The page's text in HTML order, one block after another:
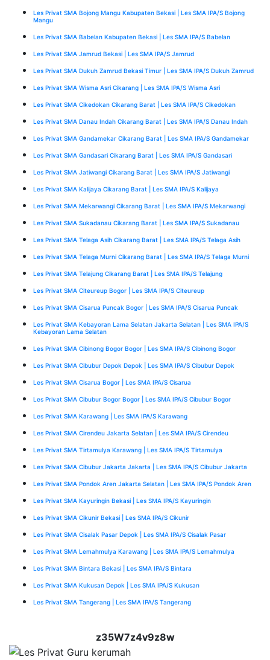
Les Privat SMA Bojong Mangu Kabupaten Bekasi | Les SMA IPA/S Bojong
Mangu
Les Privat SMA Babelan Kabupaten Bekasi | Les SMA IPA/S Babelan
Les Privat SMA Jamrud Bekasi | Les SMA IPA/S Jamrud
Les Privat SMA Dukuh Zamrud Bekasi Timur | Les SMA IPA/S Dukuh Zamrud
Les Privat SMA Wisma Asri Cikarang | Les SMA IPA/S Wisma Asri
Les Privat SMA Cikedokan Cikarang Barat | Les SMA IPA/S Cikedokan
Les Privat SMA Danau Indah Cikarang Barat | Les SMA IPA/S Danau Indah
Les Privat SMA Gandamekar Cikarang Barat | Les SMA IPA/S Gandamekar
Les Privat SMA Gandasari Cikarang Barat | Les SMA IPA/S Gandasari
Les Privat SMA Jatiwangi Cikarang Barat | Les SMA IPA/S Jatiwangi
Les Privat SMA Kalijaya Cikarang Barat | Les SMA IPA/S Kalijaya
Les Privat SMA Mekarwangi Cikarang Barat | Les SMA IPA/S Mekarwangi
Les Privat SMA Sukadanau Cikarang Barat | Les SMA IPA/S Sukadanau
Les Privat SMA Telaga Asih Cikarang Barat | Les SMA IPA/S Telaga Asih
Les Privat SMA Telaga Murni Cikarang Barat | Les SMA IPA/S Telaga Murni
Les Privat SMA Telajung Cikarang Barat | Les SMA IPA/S Telajung
Les Privat SMA Citeureup Bogor | Les SMA IPA/S Citeureup
Les Privat SMA Cisarua Puncak Bogor | Les SMA IPA/S Cisarua Puncak
Les Privat SMA Kebayoran Lama Selatan Jakarta Selatan | Les SMA IPA/S
Kebayoran Lama Selatan
Les Privat SMA Cibinong Bogor Bogor | Les SMA IPA/S Cibinong Bogor
Les Privat SMA Cibubur Depok Depok | Les SMA IPA/S Cibubur Depok
Les Privat SMA Cisarua Bogor | Les SMA IPA/S Cisarua
Les Privat SMA Cibubur Bogor Bogor | Les SMA IPA/S Cibubur Bogor
Les Privat SMA Karawang | Les SMA IPA/S Karawang
Les Privat SMA Cirendeu Jakarta Selatan | Les SMA IPA/S Cirendeu
Les Privat SMA Tirtamulya Karawang | Les SMA IPA/S Tirtamulya
Les Privat SMA Cibubur Jakarta Jakarta | Les SMA IPA/S Cibubur Jakarta
Les Privat SMA Pondok Aren Jakarta Selatan | Les SMA IPA/S Pondok Aren
Les Privat SMA Kayuringin Bekasi | Les SMA IPA/S Kayuringin
Les Privat SMA Cikunir Bekasi | Les SMA IPA/S Cikunir
Les Privat SMA Cisalak Pasar Depok | Les SMA IPA/S Cisalak Pasar
Les Privat SMA Lemahmulya Karawang | Les SMA IPA/S Lemahmulya
Les Privat SMA Bintara Bekasi | Les SMA IPA/S Bintara
Les Privat SMA Kukusan Depok | Les SMA IPA/S Kukusan
Les Privat SMA Tangerang | Les SMA IPA/S Tangerang
z35W7z4v9z8w